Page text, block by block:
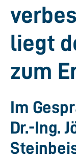
liegt
zum
Im
Dr.-Ing.